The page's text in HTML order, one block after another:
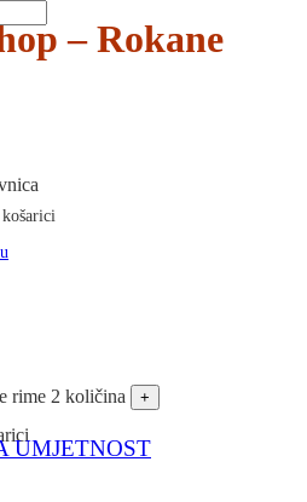
– Rokane
rime 2 količina
UMJETNOST